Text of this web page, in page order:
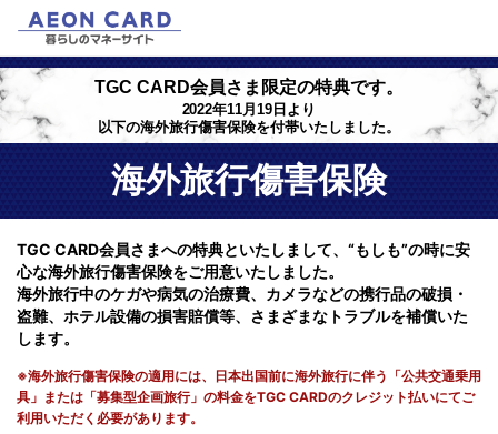
TGC CARD会員さま限定の特典です。
2022年11月19日より
以下の海外旅行傷害保険を付帯いたしました。
海外旅行傷害保険
TGC CARD会員さまへの特典といたしまして、“もしも”の時に安
心な海外旅行傷害保険をご用意いたしました。
海外旅行中のケガや病気の治療費、カメラなどの携行品の破損・
盗難、ホテル設備の損害賠償等、さまざまなトラブルを補償いた
します。
※海外旅行傷害保険の適用には、日本出国前に海外旅行に伴う「公共交通乗用
具」または「募集型企画旅行」の料金をTGC CARDのクレジット払いにてご
利用いただく必要があります。